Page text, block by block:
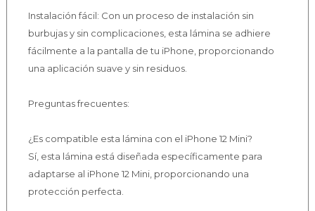
Instalación fácil: Con un proceso de instalación sin
burbujas y sin complicaciones, esta lámina se adhiere
fácilmente a la pantalla de tu iPhone, proporcionando
una aplicación suave y sin residuos.
Preguntas frecuentes:
¿Es compatible esta lámina con el iPhone 12 Mini?
Sí, esta lámina está diseñada específicamente para
adaptarse al iPhone 12 Mini, proporcionando una
protección perfecta.